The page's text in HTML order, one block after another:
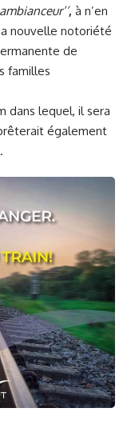
, à n’en
nouvelle notoriété
de
familles
dans lequel, il sera
également